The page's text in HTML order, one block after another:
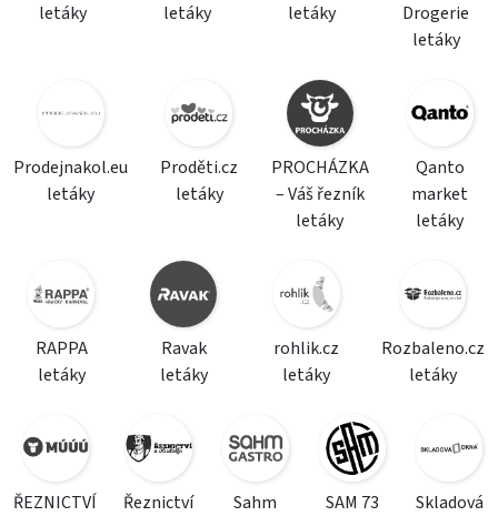
letáky
letáky
letáky
Drogerie
letáky
Prodejnakol.eu
letáky
Proděti.cz
letáky
PROCHÁZKA
– Váš řezník
letáky
Qanto
market
letáky
RAPPA
letáky
Ravak
letáky
rohlik.cz
letáky
Rozbaleno.cz
letáky
ŘEZNICTVÍ
Řeznictví
Sahm
SAM 73
Skladová